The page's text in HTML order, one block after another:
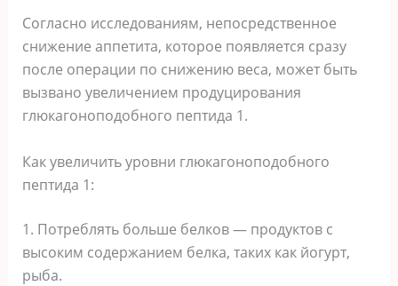
Согласно исследованиям, непосредственное
снижение аппетита, которое появляется сразу
после операции по снижению веса, может быть
вызвано увеличением продуцирования
глюкагоноподобного пептида 1.
Как увеличить уровни глюкагоноподобного
пептида 1:
1. Потреблять больше белков — продуктов с
высоким содержанием белка, таких как йогурт,
рыба.